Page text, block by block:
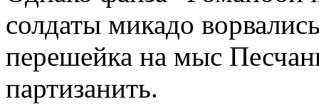
солдаты микадо
перешейка на мыс
партизанить.